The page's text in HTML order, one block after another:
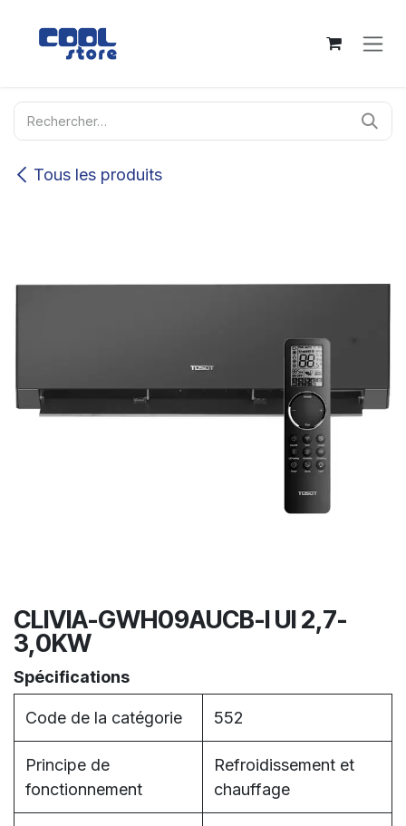
Tous les produits
CLIVIA-GWH09AUCB-I UI 2,7-
3,0KW
Spécifications
Code de la catégorie 552
Principe de
fonctionnement
Refroidissement et
chauffage